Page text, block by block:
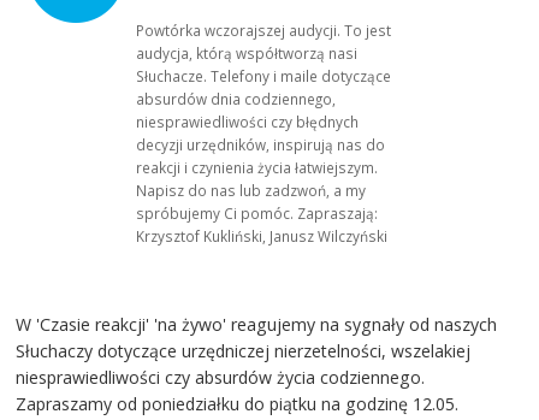
Powtórka wczorajszej audycji. To jest
audycja, którą współtworzą nasi
Słuchacze. Telefony i maile dotyczące
absurdów dnia codziennego,
niesprawiedliwości czy błędnych
decyzji urzędników, inspirują nas do
reakcji i czynienia życia łatwiejszym.
Napisz do nas lub zadzwoń, a my
spróbujemy Ci pomóc. Zapraszają:
Krzysztof Kukliński, Janusz Wilczyński
W 'Czasie reakcji' 'na żywo' reagujemy na sygnały od naszych
Słuchaczy dotyczące urzędniczej nierzetelności, wszelakiej
niesprawiedliwości czy absurdów życia codziennego.
Zapraszamy od poniedziałku do piątku na godzinę 12.05.